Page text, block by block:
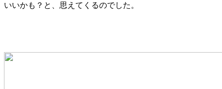
いいかも？と、思えてくるのでした。